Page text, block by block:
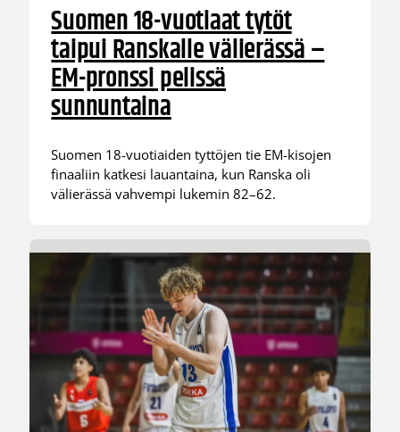
Suomen 18-vuotiaat tytöt
taipui Ranskalle välierässä –
EM-pronssi pelissä
sunnuntaina
Suomen 18-vuotiaiden tyttöjen tie EM-kisojen
finaaliin katkesi lauantaina, kun Ranska oli
välierässä vahvempi lukemin 82–62.